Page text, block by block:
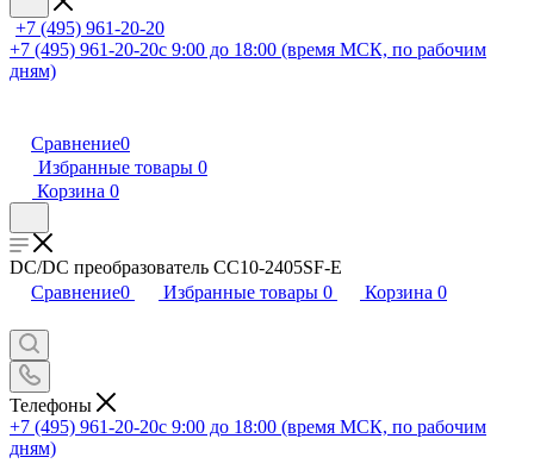
+7 (495) 961-20-20
+7 (495) 961-20-20с 9:00 до 18:00 (время МСК, по рабочим
дням)
Сравнение0
Избранные товары 0
Корзина 0
DC/DC преобразователь CC10-2405SF-E
Сравнение0 Избранные товары 0 Корзина 0
Телефоны
+7 (495) 961-20-20с 9:00 до 18:00 (время МСК, по рабочим
дням)